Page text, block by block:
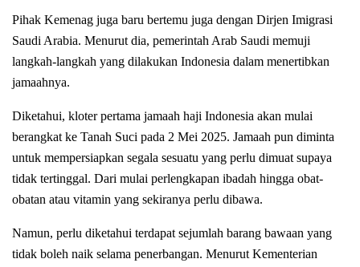
Pihak Kemenag juga baru bertemu juga dengan Dirjen Imigrasi
Saudi Arabia. Menurut dia, pemerintah Arab Saudi memuji
langkah-langkah yang dilakukan Indonesia dalam menertibkan
jamaahnya.
Diketahui, kloter pertama jamaah haji Indonesia akan mulai
berangkat ke Tanah Suci pada 2 Mei 2025. Jamaah pun diminta
untuk mempersiapkan segala sesuatu yang perlu dimuat supaya
tidak tertinggal. Dari mulai perlengkapan ibadah hingga obat-
obatan atau vitamin yang sekiranya perlu dibawa.
Namun, perlu diketahui terdapat sejumlah barang bawaan yang
tidak boleh naik selama penerbangan. Menurut Kementerian